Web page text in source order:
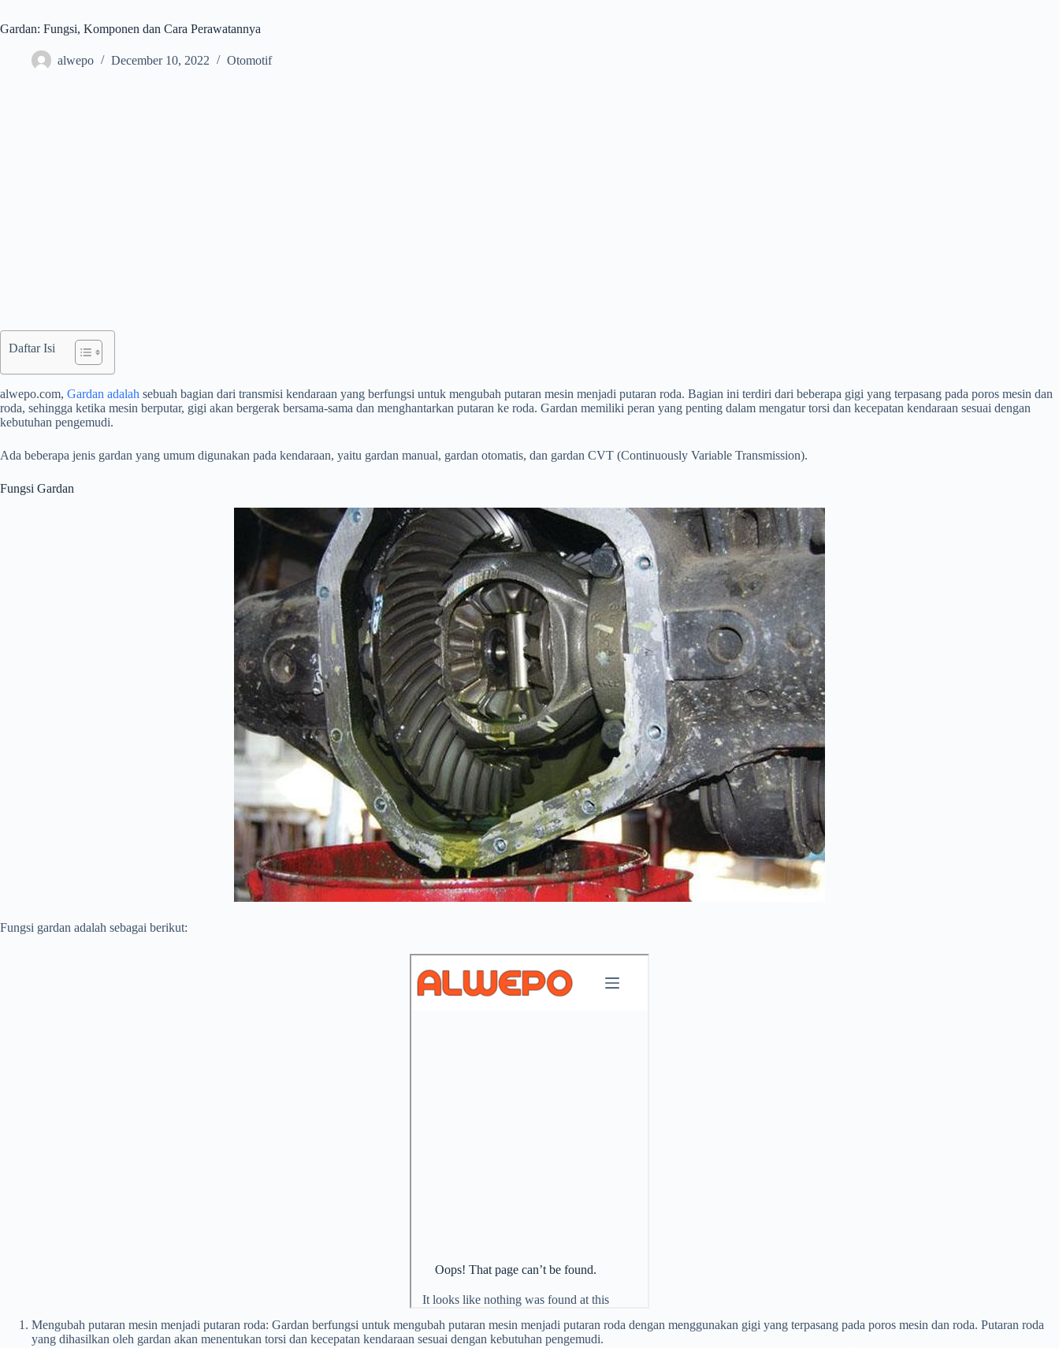
Gardan: Fungsi, Komponen dan Cara Perawatannya
alwepo December 10, 2022 Otomotif
Daftar Isi
alwepo.com, Gardan adalah sebuah bagian dari transmisi kendaraan yang berfungsi untuk mengubah putaran mesin menjadi putaran roda. Bagian ini terdiri dari beberapa gigi yang terpasang pada poros mesin dan
roda, sehingga ketika mesin berputar, gigi akan bergerak bersama-sama dan menghantarkan putaran ke roda. Gardan memiliki peran yang penting dalam mengatur torsi dan kecepatan kendaraan sesuai dengan
kebutuhan pengemudi.
Ada beberapa jenis gardan yang umum digunakan pada kendaraan, yaitu gardan manual, gardan otomatis, dan gardan CVT (Continuously Variable Transmission).
Fungsi Gardan
Fungsi gardan adalah sebagai berikut:
Mengubah putaran mesin menjadi putaran roda: Gardan berfungsi untuk mengubah putaran mesin menjadi putaran roda dengan menggunakan gigi yang terpasang pada poros mesin dan roda. Putaran roda
yang dihasilkan oleh gardan akan menentukan torsi dan kecepatan kendaraan sesuai dengan kebutuhan pengemudi.